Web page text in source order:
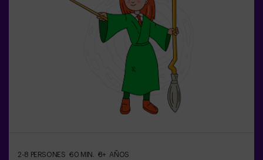
les condicions).
2-8 PERSONES 60 MIN. 8+ AÑOS